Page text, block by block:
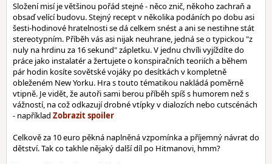
Složení misí je většinou pořád stejné - něco znič, někoho zachraň a
obsaď velící budovu. Stejný recept v několika podáních po dobu asi
šesti-hodinové hratelnosti se dá celkem snést a ani se nestihne stát
stereotypním. Příběh vás asi nijak neuhrane, jedná se o typickou "z
nuly na hrdinu za 16 sekund" zápletku. V jednu chvíli vyjíždíte do
práce jako instalatér a žertujete o konspiračních teoriích a během
pár hodin kosíte sovětské vojáky po desítkách v kompletně
obleženém New Yorku. Hra s touto tématikou nakládá poměrně
vtipně. Je vidět, že autoři sami berou příběh spíš s humorem než s
vážností, na což odkazují drobné vtípky v dialozích nebo cutscénách
- například
Celkově za 10 euro pěkná naplněná vzpomínka a příjemný návrat do
dětství. Tak co takhle nějaký další díl po Hitmanovi, hmm?